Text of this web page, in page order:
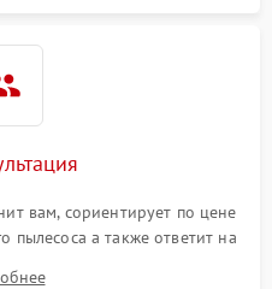
вам, сориентирует по цене
пылесоса а также ответит на